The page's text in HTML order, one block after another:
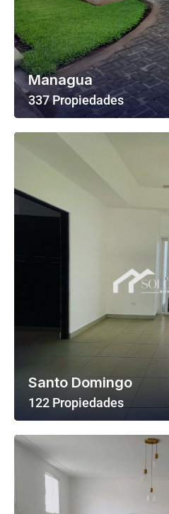
Managua
337 Propiedades
Ver Todas Las Propiedades
Santo Domingo
122 Propiedades
Ver Todas Las Propiedades